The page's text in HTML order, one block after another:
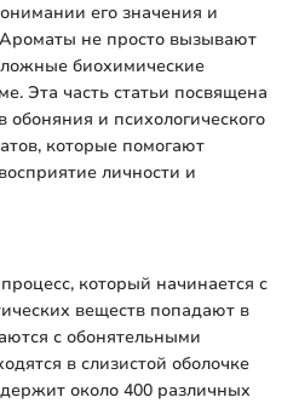
его значения и
Ароматы не просто вызывают
биохимические
Эта часть статьи посвящена
и психологического
которые помогают
личности и
который начинается с
веществ попадают в
с обонятельными
в слизистой оболочке
около 400 различных